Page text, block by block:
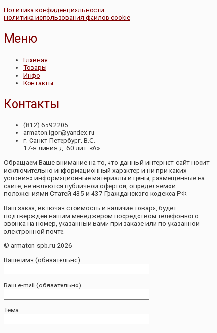
Политика конфиденциальности
Политика использования файлов cookie
Меню
Главная
Товары
Инфо
Контакты
Контакты
(812) 6592205
armaton.igor@yandex.ru
г. Санкт-Петербург, В.О.
17-я линия д. 60 лит. «А»
Обращаем Ваше внимание на то, что данный интернет-сайт носит
исключительно информационный характер и ни при каких
условиях информационные материалы и цены, размещенные на
сайте, не являются публичной офертой, определяемой
положениями Статей 435 и 437 Гражданского кодекса РФ.
Ваш заказ, включая стоимость и наличие товара, будет
подтвержден нашим менеджером посредством телефонного
звонка на номер, указанный Вами при заказе или по указанной
электронной почте.
© armaton-spb.ru 2026
Ваше имя (обязательно)
Ваш e-mail (обязательно)
Тема